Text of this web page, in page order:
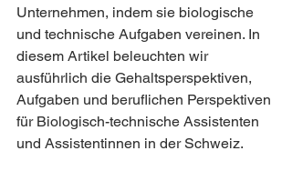
Unternehmen, indem sie biologische
und technische Aufgaben vereinen. In
diesem Artikel beleuchten wir
ausführlich die Gehaltsperspektiven,
Aufgaben und beruflichen Perspektiven
für Biologisch-technische Assistenten
und Assistentinnen in der Schweiz.